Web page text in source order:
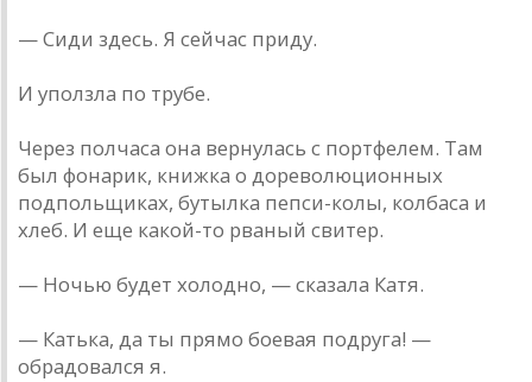
— Сиди здесь. Я сейчас приду.
И уползла по трубе.
Через полчаса она вернулась с портфелем. Там
был фонарик, книжка о дореволюционных
подпольщиках, бутылка пепси-колы, колбаса и
хлеб. И еще какой-то рваный свитер.
— Ночью будет холодно, — сказала Катя.
— Катька, да ты прямо боевая подруга! —
обрадовался я.